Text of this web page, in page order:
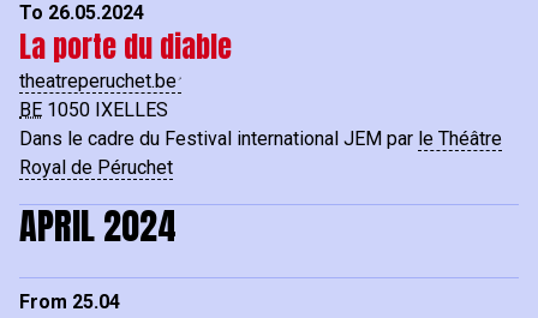
To 26.05.2024
La porte du diable
theatreperuchet.be
BE 1050 IXELLES
Dans le cadre du Festival international JEM par le Théâtre
Royal de Péruchet
APRIL 2024
From 25.04